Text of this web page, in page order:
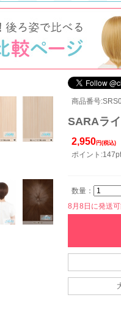
商品番号
SARAラ
2,950 円(税込)
ポイント:147pt
数量：
8月8日に発送